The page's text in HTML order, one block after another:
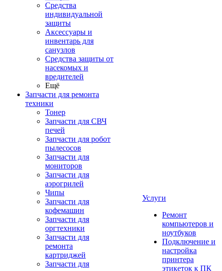
Средства
индивидуальной
защиты
Аксессуары и
инвентарь для
санузлов
Средства защиты от
насекомых и
вредителей
Ещё
Запчасти для ремонта
техники
Тонер
Запчасти для СВЧ
печей
Запчасти для робот
пылесосов
Запчасти для
мониторов
Запчасти для
аэрогрилей
Чипы
Запчасти для
кофемашин
Запчасти для
оргтехники
Запчасти для
ремонта
картриджей
Запчасти для
Услуги
Ремонт
компьютеров и
ноутбуков
Подключение и
настройка
принтера
этикеток к ПК